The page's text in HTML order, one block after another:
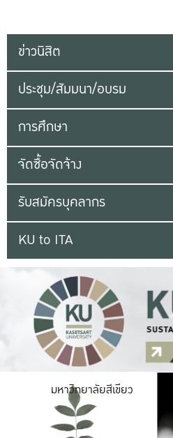
ข่าวนิสิต
ประชุม/สัมมนา/อบรม
การศึกษา
จัดซื้อจัดจ้าง
รับสมัครบุคลากร
KU to ITA
มหาวิทยาลัยสีเขียว